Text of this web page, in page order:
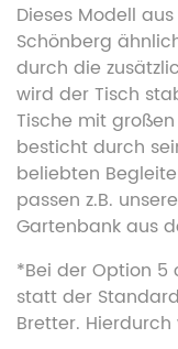
Dieses Modell
Schönberg
durch die
wird der Tisch
Tische mit
besticht durch
beliebten
passen z.B.
Gartenbank aus
*Bei der Option
statt der
Bretter.